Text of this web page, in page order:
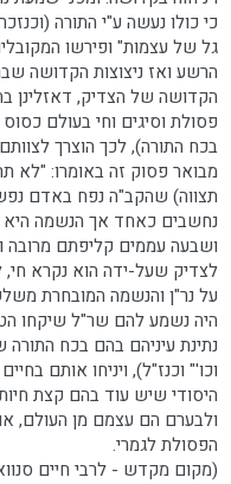
כי כולו נעשה ע"י התורה
גל של עצמות" ופירשו
הרשע ואז ניצוצות הקדושה
הקדושה של הצדיק, דאזלינן
פסולת וסיגים וחי בעולם
בכח התורה), לכך הוצרך
מבואר פסוק זה באומרו: "לא
תצווה) שהקב"ה נפח באדם
נחשבים כאחד אך הנשמה היא
ושבעה עממים קליפתם
לצדיק שעל-ידה הוא נקרא
על נר"ן והנשמה המובחרת
היה נשמע להם שר"ל שיקחו
נתינת עיניהם בהם בכח התורה
וכו'" וכנז"ל), ויניחו אותם
היסודי שיש עוד בהם קצת
ולבערם הם עצמם מן העולם,
הפסולת לגמרי.
(מקום מקדש - לרבי חיים